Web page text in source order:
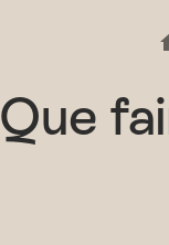
Que